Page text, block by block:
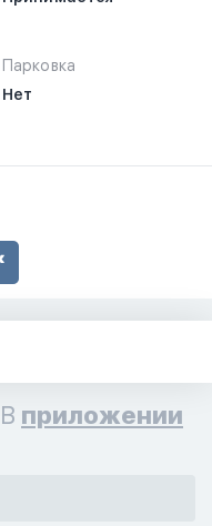
Парковка
Нет
приложении